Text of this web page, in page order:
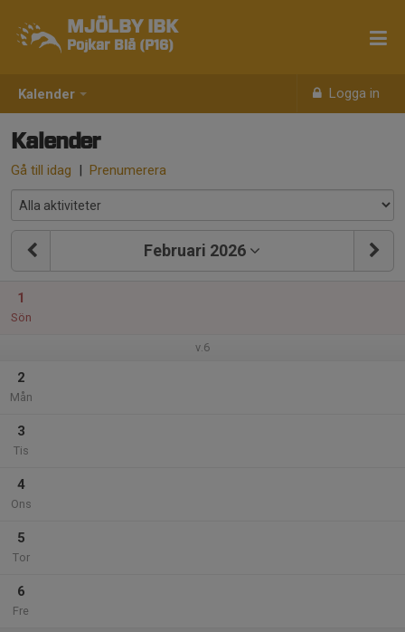
Kalender Logga in
MJÖLBY IBK
Pojkar Blå (P16)
Kalender
Gå till idag | Prenumerera
Februari 2026
1
Sön
v.6
2
Mån
3
Tis
4
Ons
5
Tor
6
Fre